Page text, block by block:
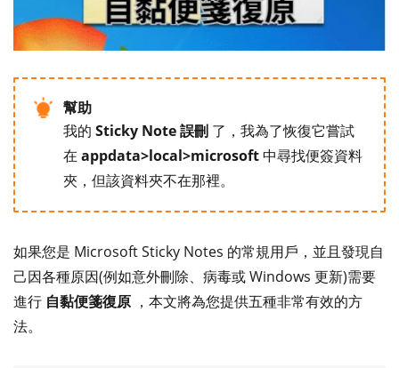
幫助
我的 Sticky Note 誤刪 了，我為了恢復它嘗試
在 appdata>local>microsoft中尋找便簽資料
夾，但該資料夾不在那裡。
如果您是 Microsoft Sticky Notes 的常規用戶，並且發現自
己因各種原因(例如意外刪除、病毒或 Windows 更新)需要
進行 自黏便箋復原 ，本文將為您提供五種非常有效的方
法。